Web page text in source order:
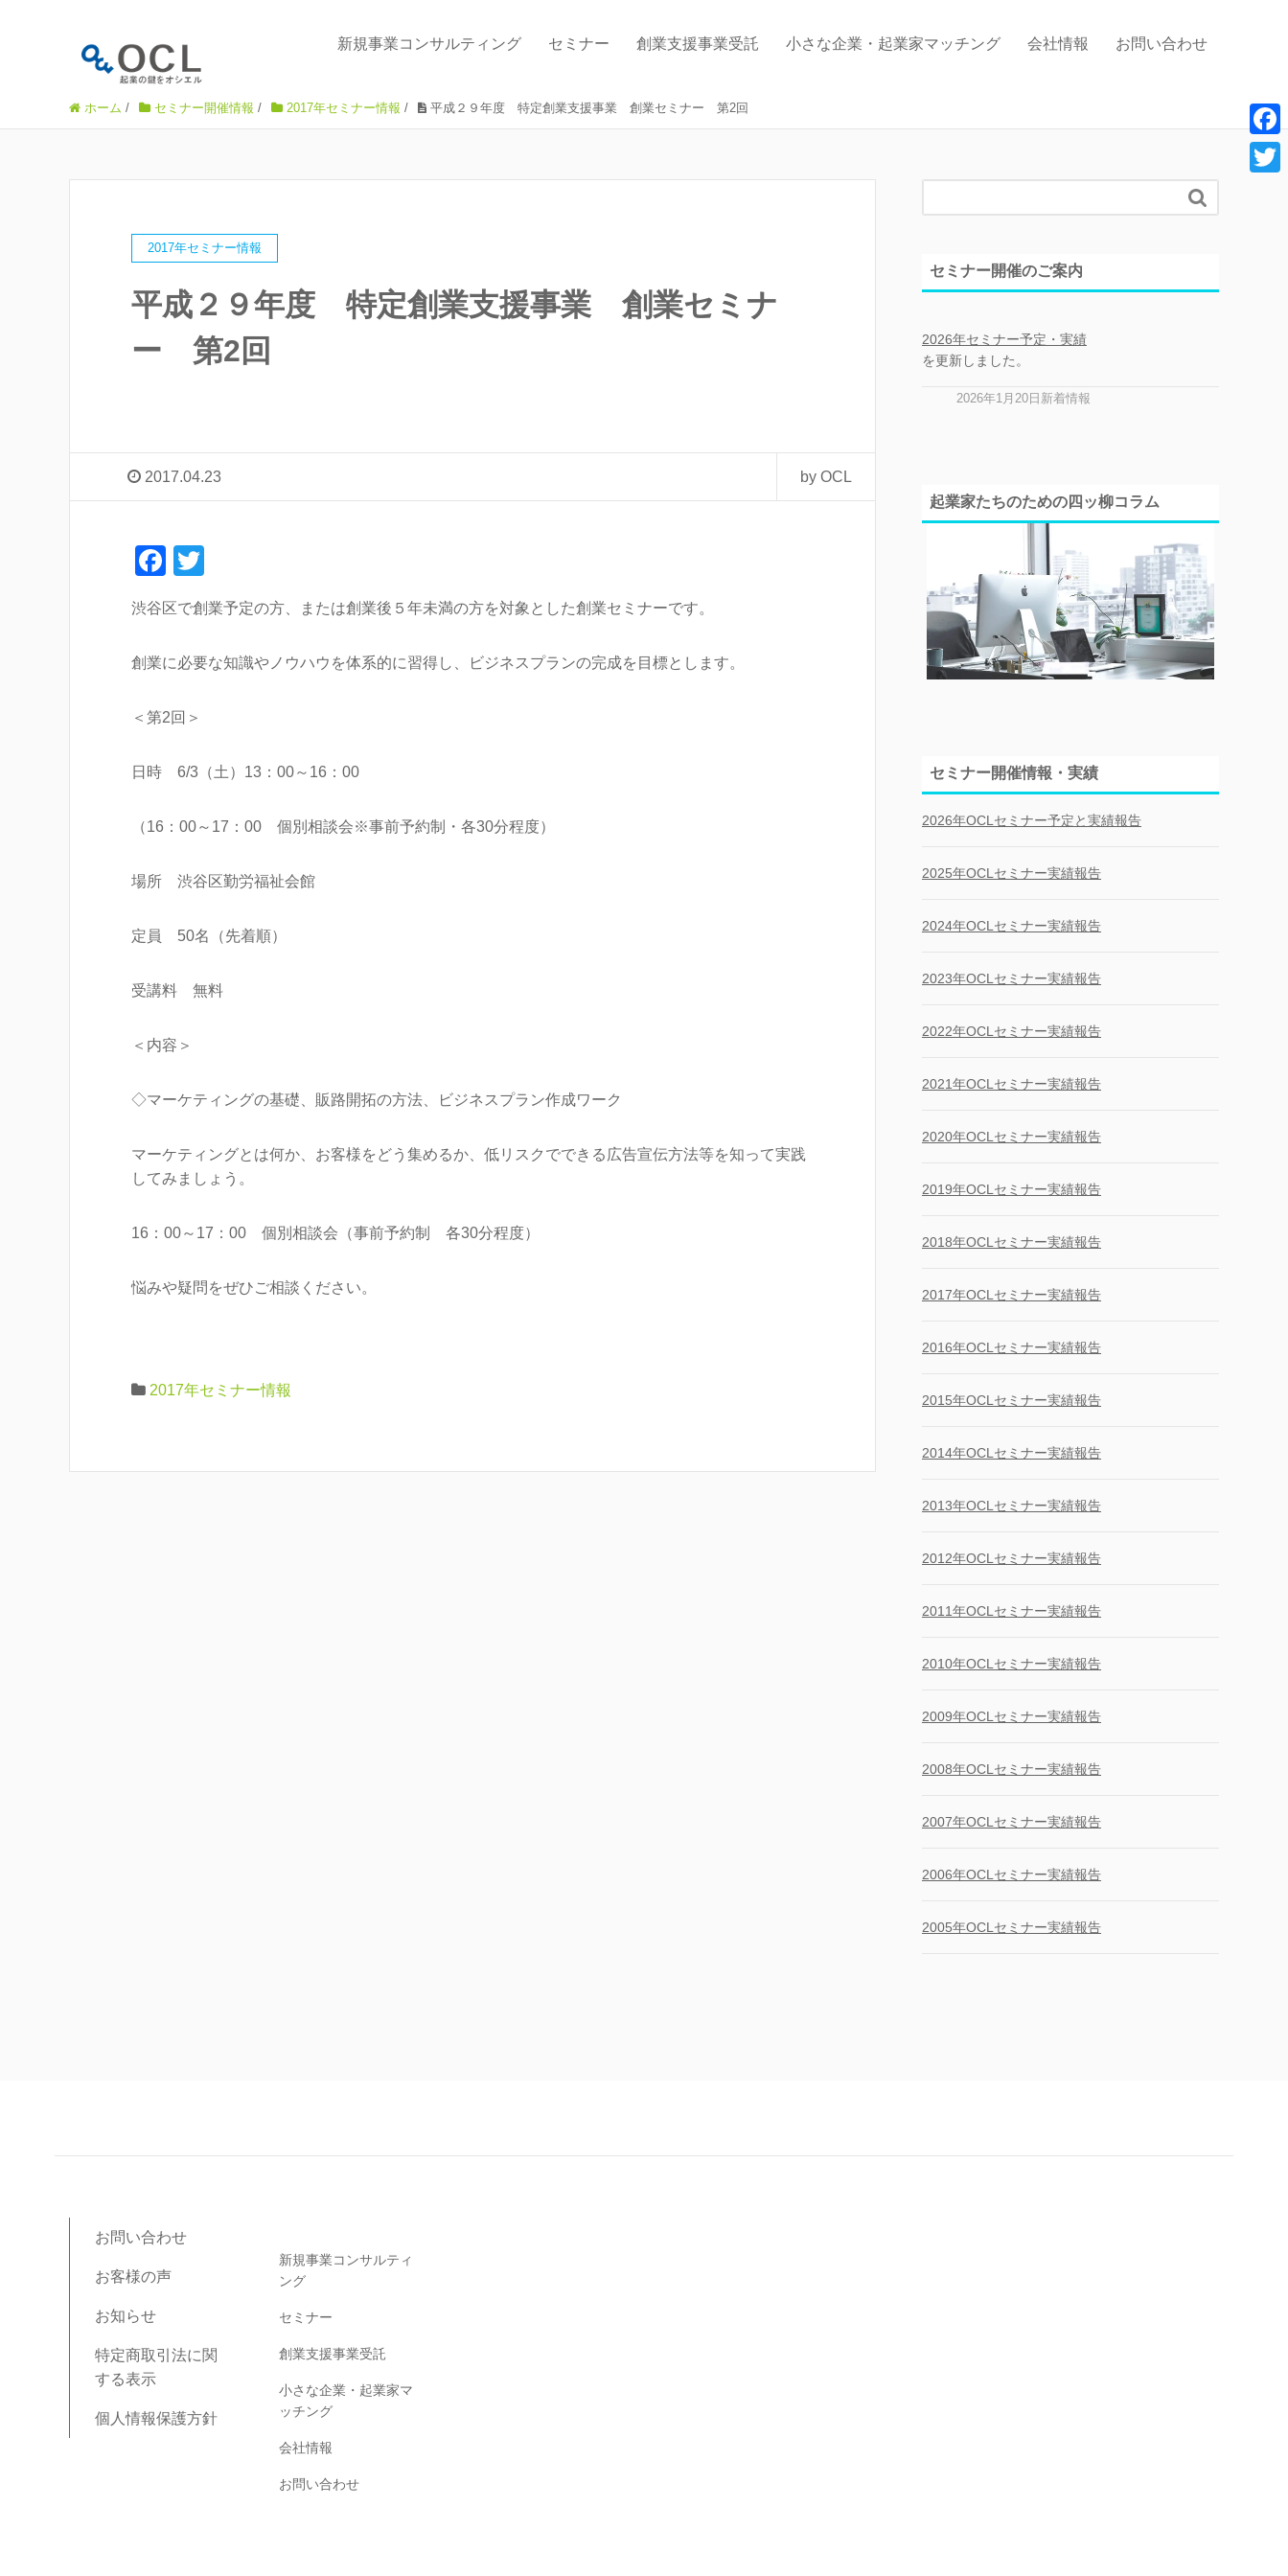
新規事業コンサルティング セミナー 創業支援事業受託 小さな企業・起業家マッチング 会社情報 お問い合わせ
ホーム / セミナー開催情報 / 2017年セミナー情報 / 平成２９年度 特定創業支援事業 創業セミナー 第2回
2017年セミナー情報
平成２９年度 特定創業支援事業 創業セミナ
ー 第2回
2017.04.23 by OCL
F
c
e
o
k
tt
er
渋谷区で創業予定の方、または創業後５年未満の方を対象とした創業セミナーです。
創業に必要な知識やノウハウを体系的に習得し、ビジネスプランの完成を目標とします。
＜第2回＞
日時 6/3（土）13：00～16：00
（16：00～17：00 個別相談会※事前予約制・各30分程度）
場所 渋谷区勤労福祉会館
定員 50名（先着順）
受講料 無料
＜内容＞
◇マーケティングの基礎、販路開拓の方法、ビジネスプラン作成ワーク
マーケティングとは何か、お客様をどう集めるか、低リスクでできる広告宣伝方法等を知って実践
してみましょう。
16：00～17：00 個別相談会（事前予約制 各30分程度）
悩みや疑問をぜひご相談ください。
2017年セミナー情報

セミナー開催のご案内
2026年セミナー予定・実績
を更新しました。
2026年1月20日新着情報
起業家たちのための四ッ柳コラム
セミナー開催情報・実績
2026年OCLセミナー予定と実績報告
2025年OCLセミナー実績報告
2024年OCLセミナー実績報告
2023年OCLセミナー実績報告
2022年OCLセミナー実績報告
2021年OCLセミナー実績報告
2020年OCLセミナー実績報告
2019年OCLセミナー実績報告
2018年OCLセミナー実績報告
2017年OCLセミナー実績報告
2016年OCLセミナー実績報告
2015年OCLセミナー実績報告
2014年OCLセミナー実績報告
2013年OCLセミナー実績報告
2012年OCLセミナー実績報告
2011年OCLセミナー実績報告
2010年OCLセミナー実績報告
2009年OCLセミナー実績報告
2008年OCLセミナー実績報告
2007年OCLセミナー実績報告
2006年OCLセミナー実績報告
2005年OCLセミナー実績報告
お問い合わせ
お客様の声
お知らせ
特定商取引法に関
する表示
個人情報保護方針
新規事業コンサルティ
ング
セミナー
創業支援事業受託
小さな企業・起業家マ
ッチング
会社情報
お問い合わせ
F